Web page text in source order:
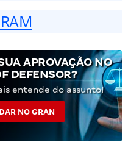
APROVAÇÃO NO
DEFENSOR?
entende do assunto!
NO GRAN